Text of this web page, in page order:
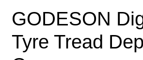
GODESON
Tyre Tread